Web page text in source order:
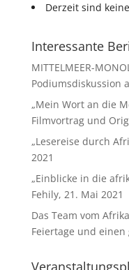
Derzeit sind
Interessante
MITTELMEER-
Podiumsdiskussion
„Mein Wort an die
Filmvortrag und
„Lesereise durch
2021
„Einblicke in die
Fehily, 21. Mai 2021
Das Team vom
Feiertage und einen